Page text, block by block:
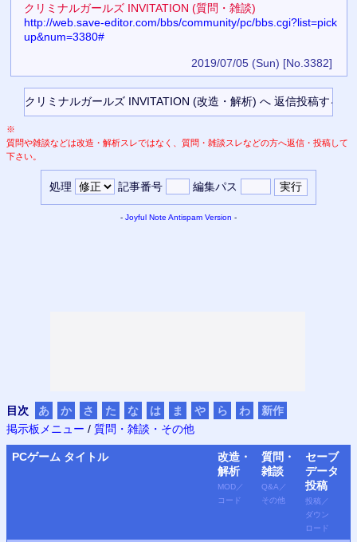
クリミナルガールズ INVITATION (質問・雑談)
http://web.save-editor.com/bbs/community/pc/bbs.cgi?list=pick
up&num=3380#
2019/07/05 (Sun) [No.3382]
※
質問や雑談などは改造・解析スレではなく、質問・雑談スレなどの方へ返信・投稿して
下さい。
処理 記事番号 編集パス
- Joyful Note Antispam Version -
目次 あ か さ た な は ま や ら わ
新作
掲示板メニュー / 質問・雑談・その他
PCゲーム タイトル
改造・
解析
MOD ／
コード
質問・
雑談
Q&A ／
その他
セーブ
データ
投稿
投稿 ／
ダウン
ロード